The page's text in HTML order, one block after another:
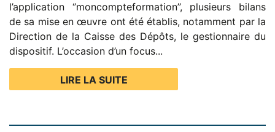
l’application ‘’moncompteformation’’, plusieurs bilans
de sa mise en œuvre ont été établis, notamment par la
Direction de la Caisse des Dépôts, le gestionnaire du
dispositif. L’occasion d’un focus...
LIRE LA SUITE